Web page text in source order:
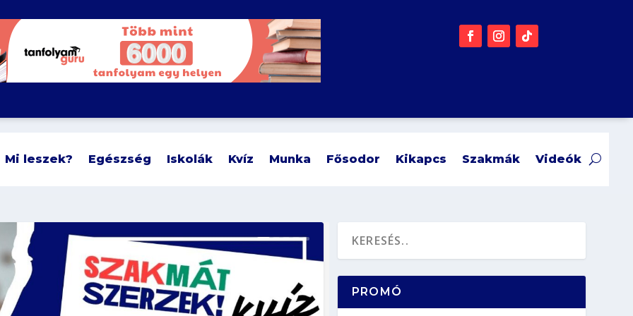
Mi leszek? Egészség Iskolák Kvíz Munka Fősodor Kikapcs Szakmák Videók
PROMÓ